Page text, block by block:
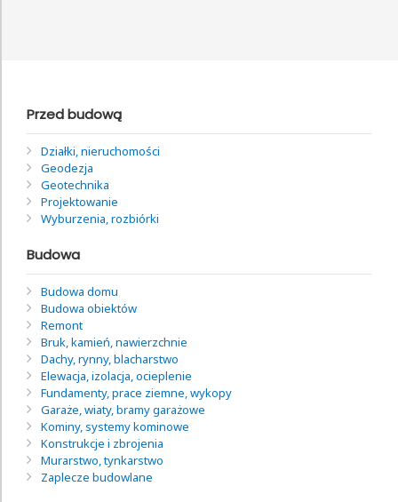
Przed budową
Działki, nieruchomości
Geodezja
Geotechnika
Projektowanie
Wyburzenia, rozbiórki
Budowa
Budowa domu
Budowa obiektów
Remont
Bruk, kamień, nawierzchnie
Dachy, rynny, blacharstwo
Elewacja, izolacja, ocieplenie
Fundamenty, prace ziemne, wykopy
Garaże, wiaty, bramy garażowe
Kominy, systemy kominowe
Konstrukcje i zbrojenia
Murarstwo, tynkarstwo
Zaplecze budowlane